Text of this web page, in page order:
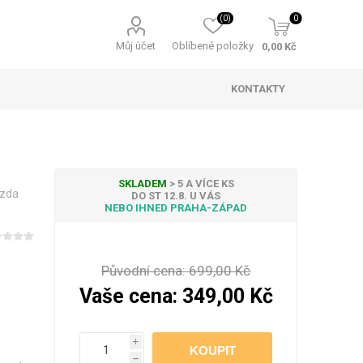
Můj účet Oblíbené položky
(0) 0
0,00 Kč
padající sníh
záclony
ozdoby a
sety a balení
KONTAKTY
SKLADEM > 5 A VÍCE KS
DO ST 12.8. U VÁS
NEBO IHNED PRAHA-ZÁPAD
Původní cena: 699,00 Kč
Vaše cena: 349,00 Kč
i
h